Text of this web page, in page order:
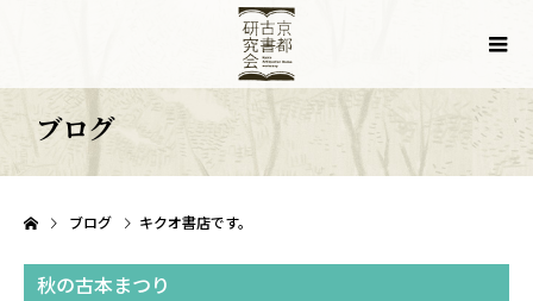
ブログ
ブログ キクオ書店です。
秋の古本まつり